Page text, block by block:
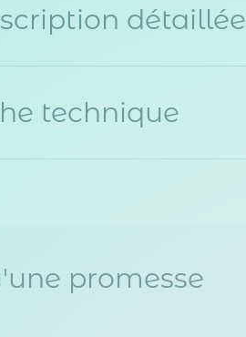
détaillée
technique
promesse